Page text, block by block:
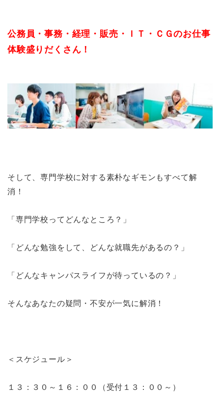
公務員・事務・経理・販売・ＩＴ・ＣＧのお仕事
体験盛りだくさん！
そして、専門学校に対する素朴なギモンもすべて解
消！
「専門学校ってどんなところ？」
「どんな勉強をして、どんな就職先があるの？」
「どんなキャンパスライフが待っているの？」
そんなあなたの疑問・不安が一気に解消！
＜スケジュール＞
１３：３０～１６：００（受付１３：００～）